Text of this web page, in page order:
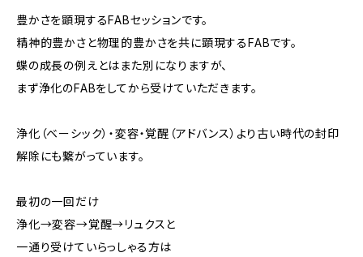
豊かさを顕現するFABセッションです。
精神的豊かさと物理的豊かさを共に顕現するFABです。
蝶の成長の例えとはまた別になりますが、
まず浄化のFABをしてから受けていただきます。
浄化（ベーシック）・変容・覚醒（アドバンス）より古い時代の封印
解除にも繋がっています。
最初の一回だけ
浄化→変容→覚醒→リュクスと
一通り受けていらっしゃる方は